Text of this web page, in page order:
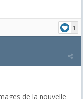
1
de la nouvelle